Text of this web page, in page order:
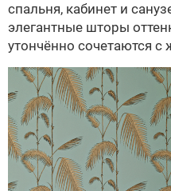
спальня, кабинет и
элегантные шторы
утончённо сочетаются